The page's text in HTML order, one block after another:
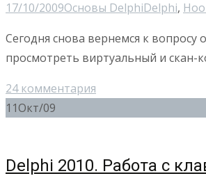
17/10/2009Основы DelphiDelphi,
Сегодня снова вернемся к
просмотреть виртуальный и скан-
24 комментария
11Окт/09
Delphi 2010. Работа с